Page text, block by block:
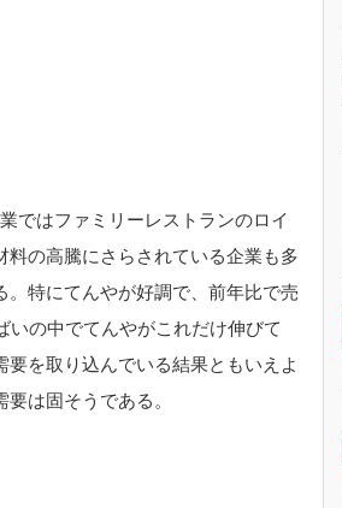
ではファミリーレストランのロイ
の高騰にさらされている企業も多
特にてんやが好調で、前年比で売
いの中でてんやがこれだけ伸びて
を取り込んでいる結果ともいえよ
要は固そうである。